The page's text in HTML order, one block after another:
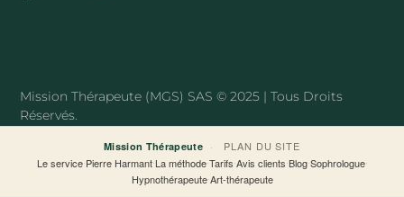
k
-
Mission Thérapeute (MGS) SAS © 2025 | Tous Droits
Réservés.
Mission Thérapeute ·
PLAN DU SITE
Le service·Pierre Harmant·La méthode·Tarifs·Avis clients·Blog·Sophrologue·
Hypnothérapeute·Art-thérapeute